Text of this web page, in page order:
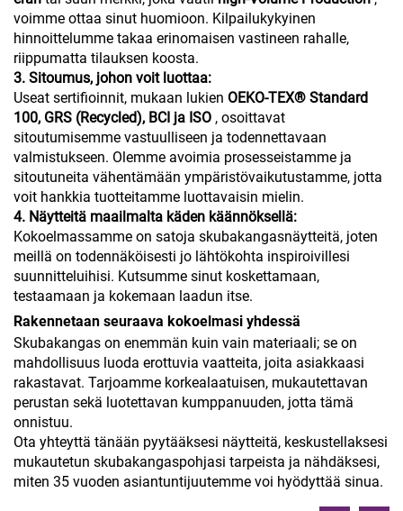
voimme ottaa sinut huomioon. Kilpailukykyinen
hinnoittelumme takaa erinomaisen vastineen rahalle,
riippumatta tilauksen koosta.
3. Sitoumus, johon voit luottaa:
Useat sertifioinnit, mukaan lukien OEKO-TEX® Standard
100, GRS (Recycled), BCI ja ISO , osoittavat
sitoutumisemme vastuulliseen ja todennettavaan
valmistukseen. Olemme avoimia prosesseistamme ja
sitoutuneita vähentämään ympäristövaikutustamme, jotta
voit hankkia tuotteitamme luottavaisin mielin.
4. Näytteitä maailmalta käden käännöksellä:
Kokoelmassamme on satoja skubakangasnäytteitä, joten
meillä on todennäköisesti jo lähtökohta inspiroivillesi
suunnitteluihisi. Kutsumme sinut koskettamaan,
testaamaan ja kokemaan laadun itse.
Rakennetaan seuraava kokoelmasi yhdessä
Skubakangas on enemmän kuin vain materiaali; se on
mahdollisuus luoda erottuvia vaatteita, joita asiakkaasi
rakastavat. Tarjoamme korkealaatuisen, mukautettavan
perustan sekä luotettavan kumppanuuden, jotta tämä
onnistuu.
Ota yhteyttä tänään pyytääksesi näytteitä, keskustellaksesi
mukautetun skubakangaspohjasi tarpeista ja nähdäksesi,
miten 35 vuoden asiantuntijuutemme voi hyödyttää sinua.